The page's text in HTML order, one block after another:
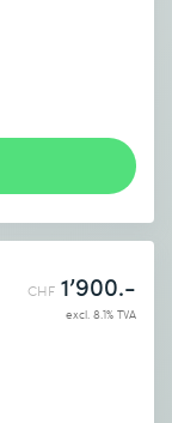
CHF 1’900.-
excl. 8.1% TVA